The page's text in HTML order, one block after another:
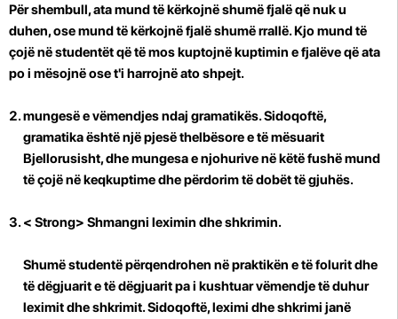
Për shembull, ata mund të kërkojnë shumë fjalë që nuk u
duhen, ose mund të kërkojnë fjalë shumë rrallë. Kjo mund të
çojë në studentët që të mos kuptojnë kuptimin e fjalëve që ata
po i mësojnë ose t'i harrojnë ato shpejt.
mungesë e vëmendjes ndaj gramatikës. Sidoqoftë,
gramatika është një pjesë thelbësore e të mësuarit
Bjellorusisht, dhe mungesa e njohurive në këtë fushë mund
të çojë në keqkuptime dhe përdorim të dobët të gjuhës.
< Strong> Shmangni leximin dhe shkrimin.
Shumë studentë përqendrohen në praktikën e të folurit dhe
të dëgjuarit e të dëgjuarit pa i kushtuar vëmendje të duhur
leximit dhe shkrimit. Sidoqoftë, leximi dhe shkrimi janë